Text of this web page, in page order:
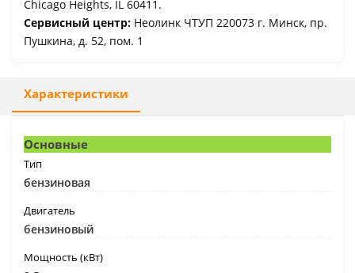
Chicago Heights, IL 60411.
Сервисный центр: Неолинк ЧТУП 220073 г. Минск, пр.
Пушкина, д. 52, пом. 1
Характеристики
Основные
Тип
бензиновая
Двигатель
бензиновый
Мощность (кВт)